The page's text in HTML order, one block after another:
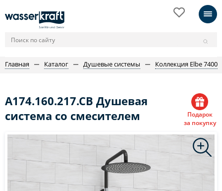
Главная Каталог Душевые системы Коллекция Elbe 7400
A174.160.217.CB Душевая
система со смесителем
Подарок
за покупку